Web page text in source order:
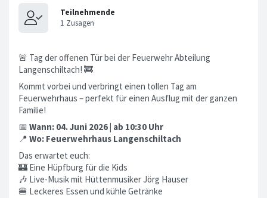
🚨 Tag der offenen Tür bei der Feuerwehr Abteilung
Langenschiltach! 🚒
​Kommt vorbei und verbringt einen tollen Tag am
Feuerwehrhaus – perfekt für einen Ausflug mit der ganzen
Familie!
​📅 Wann: 04. Juni 2026 | ab 10:30 Uhr
📍 Wo: Feuerwehrhaus Langenschiltach
​Das erwartet euch:
🏰 Eine Hüpfburg für die Kids
🎶 Live-Musik mit Hüttenmusiker Jörg Hauser
🍔 Leckeres Essen und kühle Getränke